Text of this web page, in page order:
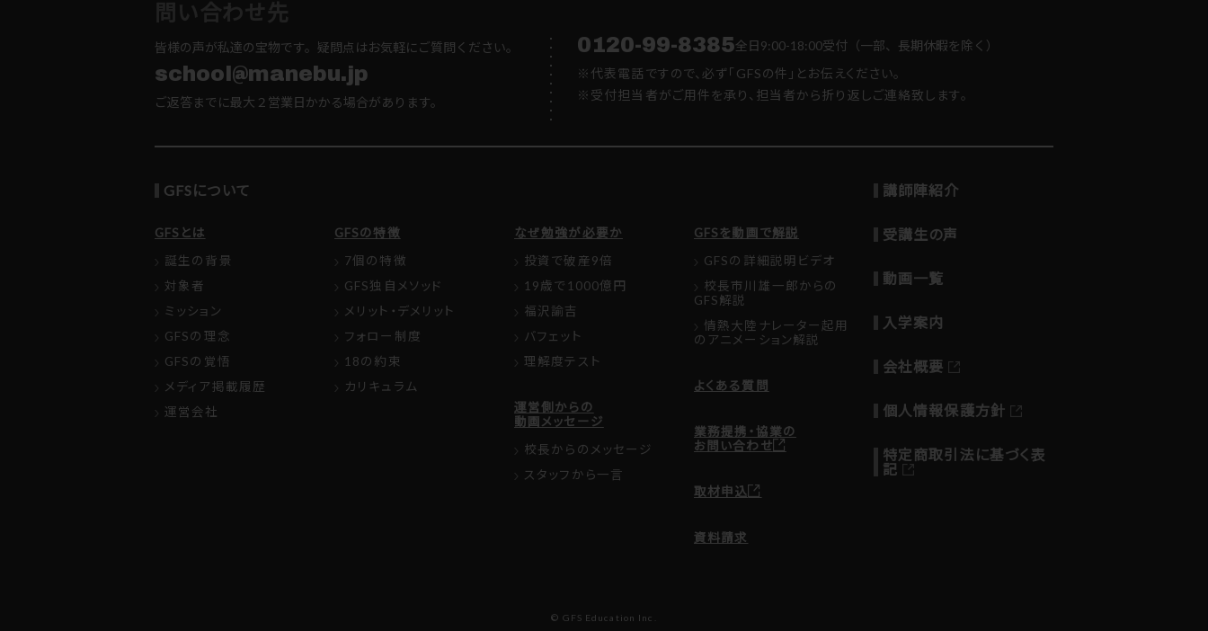
皆様の声が私達の宝物です。疑問点はお気軽にご質問ください。
school@manebu.jp
ご返答までに最大２営業日かかる場合があります。
0120-99-8385全日9:00-18:00受付（一部、長期休暇を除く）
※代表電話ですので、必ず「GFSの件」とお伝えください。
※受付担当者がご用件を承り、担当者から折り返しご連絡致します。
GFSについて
GFSとは
誕生の背景
対象者
ミッション
GFSの理念
GFSの覚悟
メディア掲載履歴
運営会社
GFSの特徴
7個の特徴
GFS独自メソッド
メリット・デメリット
フォロー制度
18の約束
カリキュラム
なぜ勉強が必要か
投資で破産9倍
19歳で1000億円
福沢諭吉
バフェット
理解度テスト
運営側からの
動画メッセージ
校長からのメッセージ
スタッフから一言
GFSを動画で解説
GFSの詳細説明ビデオ
校長市川雄一郎からの
GFS解説
情熱大陸ナレーター起用
のアニメーション解説
よくある質問
業務提携・協業の
お問い合わせ
取材申込
資料請求
講師陣紹介
受講生の声
動画一覧
入学案内
会社概要
個人情報保護方針
特定商取引法に基づく表
記
© GFS Education Inc.